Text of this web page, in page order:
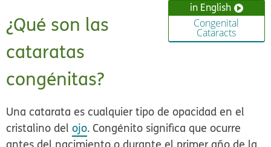
in English
Congenital
Cataracts
¿Qué son las
cataratas
congénitas?
Una catarata es cualquier tipo de opacidad en el
cristalino delojo. Congénito significa que ocurre